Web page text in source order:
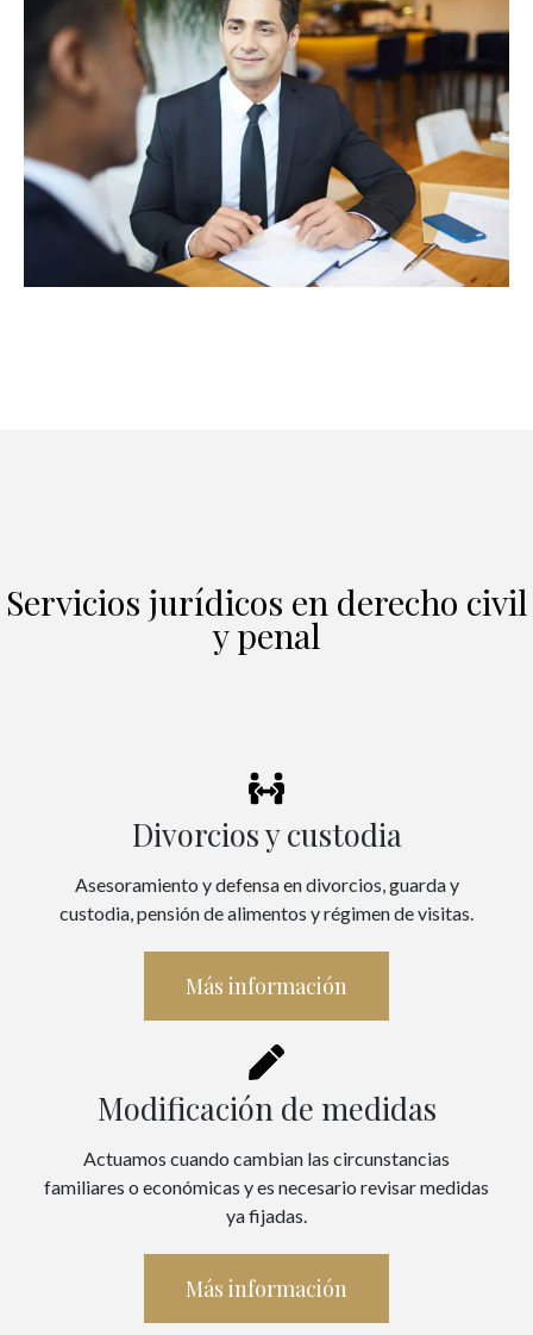
Servicios jurídicos en derecho civil
y penal
Divorcios y custodia
Asesoramiento y defensa en divorcios, guarda y
custodia, pensión de alimentos y régimen de visitas.
Más información
Modificación de medidas
Actuamos cuando cambian las circunstancias
familiares o económicas y es necesario revisar medidas
ya fijadas.
Más información